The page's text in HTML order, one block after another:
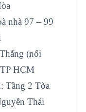
nhà 97 – 99
(nối
HCM
Tầng 2 Tòa
Thái